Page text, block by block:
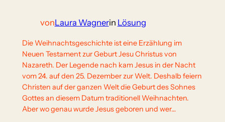
vonLaura Wagnerin Lösung
Die Weihnachtsgeschichte ist eine Erzählung im
Neuen Testament zur Geburt Jesu Christus von
Nazareth. Der Legende nach kam Jesus in der Nacht
vom 24. auf den 25. Dezember zur Welt. Deshalb feiern
Christen auf der ganzen Welt die Geburt des Sohnes
Gottes an diesem Datum traditionell Weihnachten.
Aber wo genau wurde Jesus geboren und wer…